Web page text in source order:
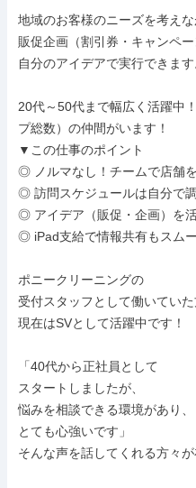
地域のお客様のニーズを考えな
販促企画（割引券・キャンペ
自分のアイデアで実行できます
20代～50代まで幅広く活躍中
プ総数）の仲間がいます！
▼この仕事のポイント
◎ ノルマなし！チームで店舗
◎ 訪問スケジュールは自分で
◎ アイデア（販促・企画）を
◎ iPad支給で情報共有もスム
ポニークリーニングの
受付スタッフとして働いていた
現在はSVとして活躍中です！
「40代から正社員として
スタートしましたが、
悩みを相談できる環境があり、
とても心強いです」
そんな声を話してくれる方々が